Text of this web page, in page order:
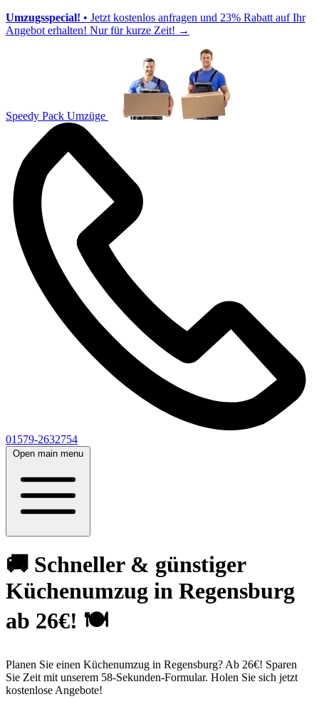
Umzugsspecial! • Jetzt kostenlos anfragen und 23% Rabatt auf Ihr
Angebot erhalten! Nur für kurze Zeit! →
Speedy Pack Umzüge
01579-2632754
Open main menu
🚚 Schneller & günstiger
Küchenumzug in Regensburg
ab 26€! 🍽
Planen Sie einen Küchenumzug in Regensburg? Ab 26€! Sparen
Sie Zeit mit unserem 58-Sekunden-Formular. Holen Sie sich jetzt
kostenlose Angebote!